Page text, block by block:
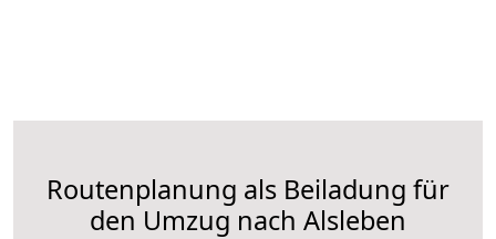
Routenplanung als Beiladung für
den Umzug nach Alsleben